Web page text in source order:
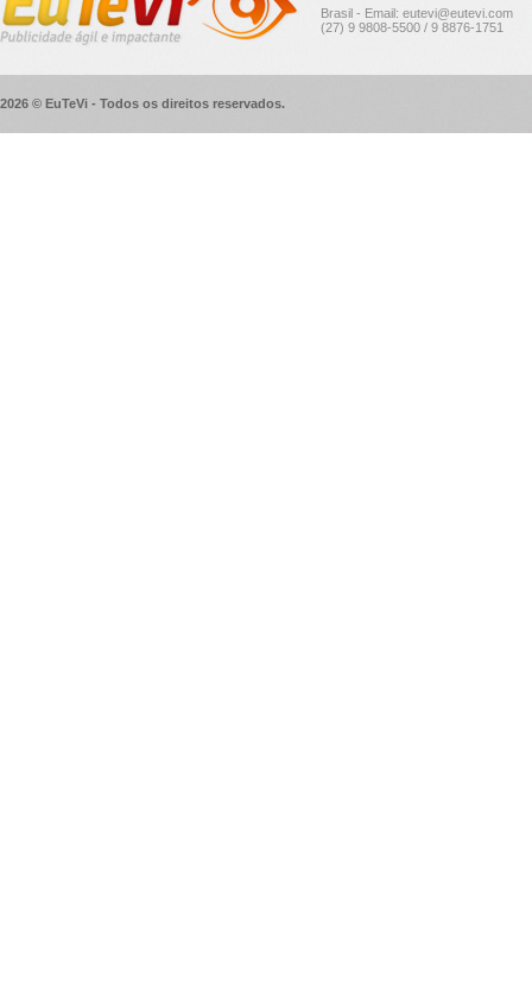
Brasil - Email: eutevi@eutevi.com
(27) 9 9808-5500 / 9 8876-1751
2026 © EuTeVi - Todos os direitos reservados.